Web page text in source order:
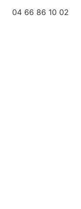
04 66 86 10 02